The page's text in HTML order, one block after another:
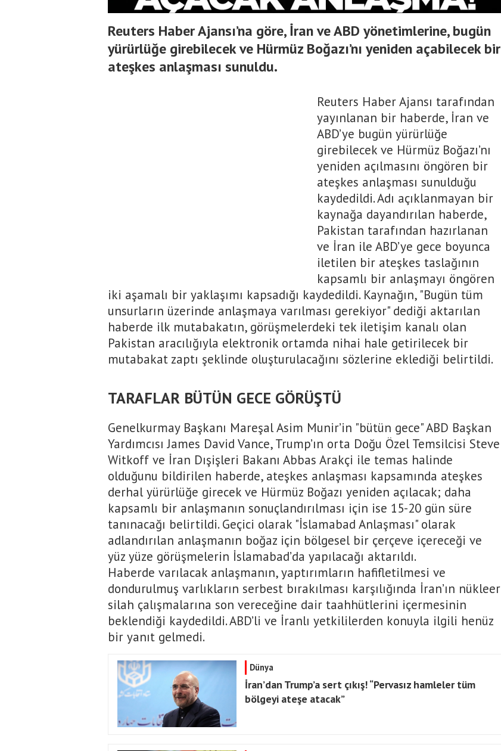
Reuters Haber Ajansı’na göre, İran ve ABD yönetimlerine, bugün
yürürlüğe girebilecek ve Hürmüz Boğazı’nı yeniden açabilecek bir
ateşkes anlaşması sunuldu.
Reuters Haber Ajansı tarafından
yayınlanan bir haberde, İran ve
ABD’ye bugün yürürlüğe
girebilecek ve Hürmüz Boğazı’nı
yeniden açılmasını öngören bir
ateşkes anlaşması sunulduğu
kaydedildi. Adı açıklanmayan bir
kaynağa dayandırılan haberde,
Pakistan tarafından hazırlanan
ve İran ile ABD’ye gece boyunca
iletilen bir ateşkes taslağının
kapsamlı bir anlaşmayı öngören
iki aşamalı bir yaklaşımı kapsadığı kaydedildi. Kaynağın, "Bugün tüm
unsurların üzerinde anlaşmaya varılması gerekiyor" dediği aktarılan
haberde ilk mutabakatın, görüşmelerdeki tek iletişim kanalı olan
Pakistan aracılığıyla elektronik ortamda nihai hale getirilecek bir
mutabakat zaptı şeklinde oluşturulacağını sözlerine eklediği belirtildi.
TARAFLAR BÜTÜN GECE GÖRÜŞTÜ
Genelkurmay Başkanı Mareşal Asim Munir’in "bütün gece" ABD Başkan
Yardımcısı James David Vance, Trump’ın orta Doğu Özel Temsilcisi Steve
Witkoff ve İran Dışişleri Bakanı Abbas Arakçi ile temas halinde
olduğunu bildirilen haberde, ateşkes anlaşması kapsamında ateşkes
derhal yürürlüğe girecek ve Hürmüz Boğazı yeniden açılacak; daha
kapsamlı bir anlaşmanın sonuçlandırılması için ise 15-20 gün süre
tanınacağı belirtildi. Geçici olarak "İslamabad Anlaşması" olarak
adlandırılan anlaşmanın boğaz için bölgesel bir çerçeve içereceği ve
yüz yüze görüşmelerin İslamabad’da yapılacağı aktarıldı.
Haberde varılacak anlaşmanın, yaptırımların hafifletilmesi ve
dondurulmuş varlıkların serbest bırakılması karşılığında İran’ın nükleer
silah çalışmalarına son vereceğine dair taahhütlerini içermesinin
beklendiği kaydedildi. ABD’li ve İranlı yetkililerden konuyla ilgili henüz
bir yanıt gelmedi.
Dünya
İran’dan Trump’a sert çıkış! “Pervasız hamleler tüm
bölgeyi ateşe atacak”